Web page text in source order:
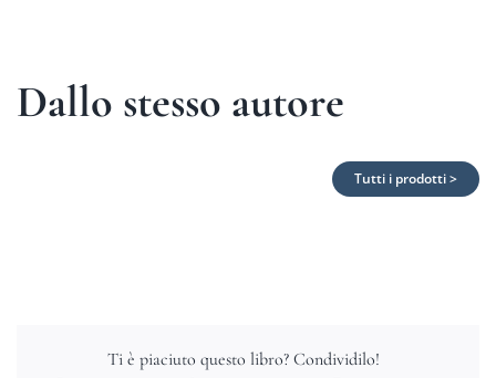
Dallo stesso autore
Tutti i prodotti >
Ti è piaciuto questo libro? Condividilo!